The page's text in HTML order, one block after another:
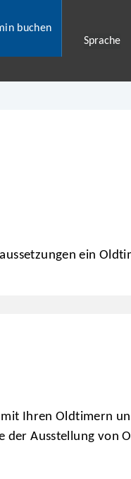
buchen
Sprache
ein
mit Ihren Oldtimern
der Ausstellung von